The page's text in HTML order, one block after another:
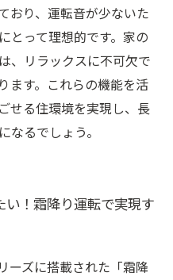
おり、運転音が少ないた
とって理想的です。家の
、リラックスに不可欠で
ます。これらの機能を活
せる住環境を実現し、長
なるでしょう。
い！霜降り運転で実現す
ーズに搭載された「霜降